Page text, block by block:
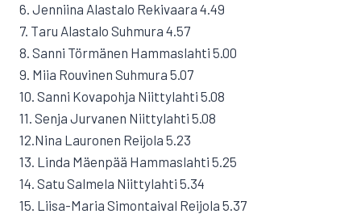
6. Jenniina Alastalo Rekivaara 4.49
7. Taru Alastalo Suhmura 4.57
8. Sanni Törmänen Hammaslahti 5.00
9. Miia Rouvinen Suhmura 5.07
10. Sanni Kovapohja Niittylahti 5.08
11. Senja Jurvanen Niittylahti 5.08
12.Nina Lauronen Reijola 5.23
13. Linda Mäenpää Hammaslahti 5.25
14. Satu Salmela Niittylahti 5.34
15. Liisa-Maria Simontaival Reijola 5.37